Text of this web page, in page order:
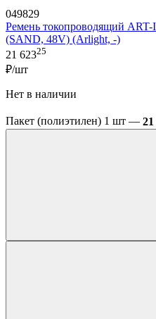
049829
Ремень токопроводящий
(SAND, 48V) (Arlight, -)
21 62325
₽/шт
Нет в наличии
Пакет (полиэтилен) 1 шт — 21